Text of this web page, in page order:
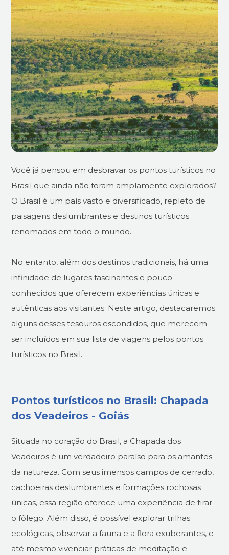
Você já pensou em desbravar os pontos turísticos no
Brasil que ainda não foram amplamente explorados?
O Brasil é um país vasto e diversificado, repleto de
paisagens deslumbrantes e destinos turísticos
renomados em todo o mundo.
No entanto, além dos destinos tradicionais, há uma
infinidade de lugares fascinantes e pouco
conhecidos que oferecem experiências únicas e
autênticas aos visitantes. Neste artigo, destacaremos
alguns desses tesouros escondidos, que merecem
ser incluídos em sua lista de viagens pelos pontos
turísticos no Brasil.
Pontos turísticos no Brasil: Chapada
dos Veadeiros - Goiás
Situada no coração do Brasil, a Chapada dos
Veadeiros é um verdadeiro paraíso para os amantes
da natureza. Com seus imensos campos de cerrado,
cachoeiras deslumbrantes e formações rochosas
únicas, essa região oferece uma experiência de tirar
o fôlego. Além disso, é possível explorar trilhas
ecológicas, observar a fauna e a flora exuberantes, e
até mesmo vivenciar práticas de meditação e